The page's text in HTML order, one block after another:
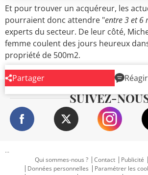
Et pour trouver un acquéreur, les
pourraient donc attendre "entre 3 et 6
experts du secteur. De leur côté,
femme coulent des jours heureux
propriété de 500m2.
Partager Réagir
SUIVEZ-
...
Qui sommes-nous ?
Contact Publicité
Données personnelles
Paramétrer les